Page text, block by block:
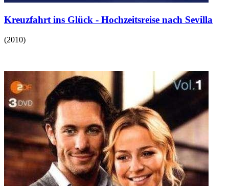
Kreuzfahrt ins Glück - Hochzeitsreise nach Sevilla
(2010)